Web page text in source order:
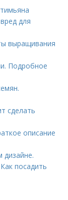
для
выращивания
Подробное
сделать
описание
посадить